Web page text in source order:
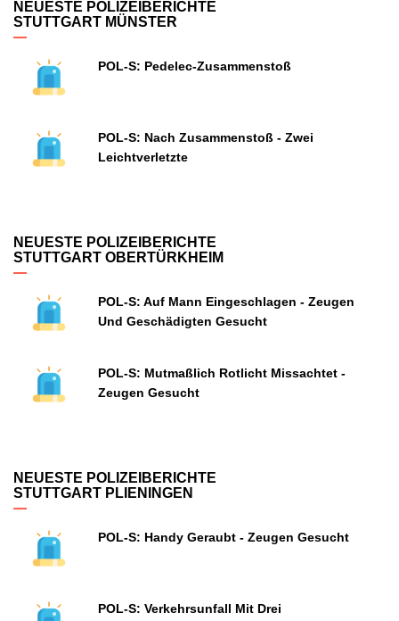
NEUESTE POLIZEIBERICHTE
STUTTGART MÜNSTER
POL-S: Pedelec-Zusammenstoß
POL-S: Nach Zusammenstoß - Zwei
Leichtverletzte
NEUESTE POLIZEIBERICHTE
STUTTGART OBERTÜRKHEIM
POL-S: Auf Mann Eingeschlagen - Zeugen
Und Geschädigten Gesucht
POL-S: Mutmaßlich Rotlicht Missachtet -
Zeugen Gesucht
NEUESTE POLIZEIBERICHTE
STUTTGART PLIENINGEN
POL-S: Handy Geraubt - Zeugen Gesucht
POL-S: Verkehrsunfall Mit Drei